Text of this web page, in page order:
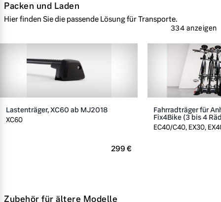
Packen und Laden
Hier finden Sie die passende Lösung für Transporte.
334 anzeigen
Lastenträger, XC60 ab MJ2018
XC60
299 €
Fahrradträger für
Fix4Bike (3 bis 4
EC40/C40, EX30,
Zubehör für ältere Modelle